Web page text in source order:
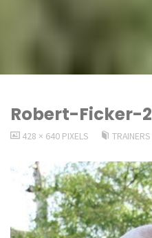
Robert-Ficker-2
VOLLEDIGE
428 × 640 PIXELS TRAINERS